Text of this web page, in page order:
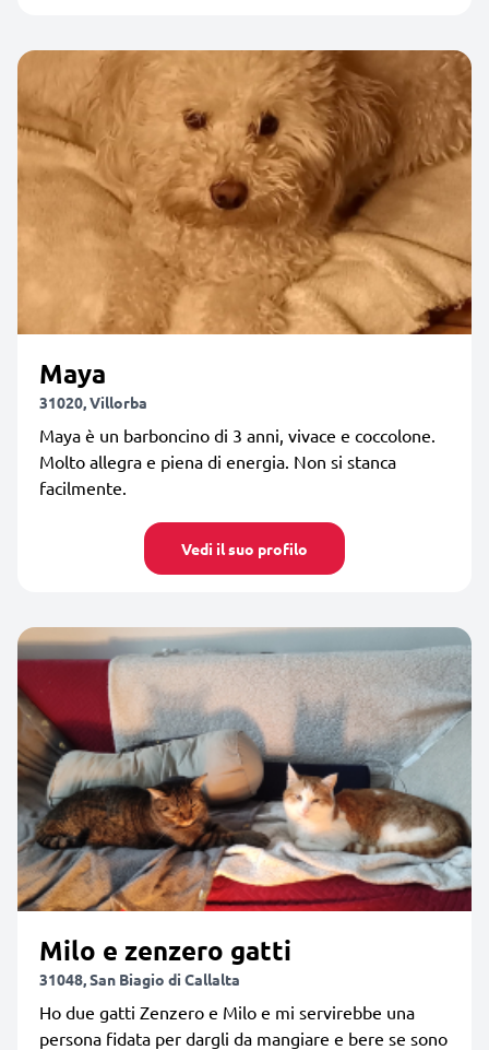
Maya
31020, Villorba
Maya è un barboncino di 3 anni, vivace e coccolone.
Molto allegra e piena di energia. Non si stanca
facilmente.
Vedi il suo profilo
Milo e zenzero gatti
31048, San Biagio di Callalta
Ho due gatti Zenzero e Milo e mi servirebbe una
persona fidata per dargli da mangiare e bere se sono